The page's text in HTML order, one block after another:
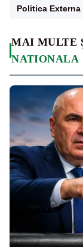
MAI MULTE
NATIONALA
Politica Externa